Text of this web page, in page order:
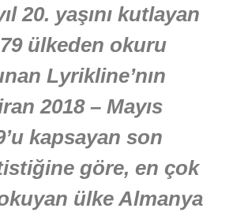
20. yaşını kutlayan
ülkeden okuru
Lyrikline’nın
2018 – Mayıs
kapsayan son
göre, en çok
ülke Almanya